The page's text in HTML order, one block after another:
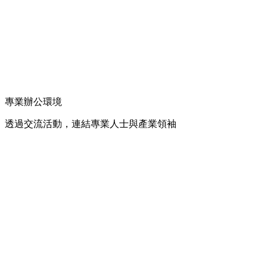
專業辦公環境
透過交流活動，連結專業人士與產業領袖